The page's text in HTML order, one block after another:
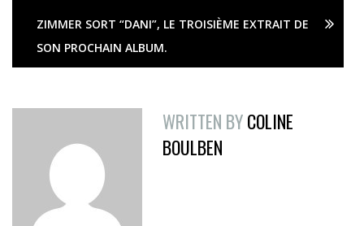
ZIMMER SORT “DANI”, LE TROISIÈME EXTRAIT DE
SON PROCHAIN ALBUM.
WRITTEN BYCOLINE
BOULBEN